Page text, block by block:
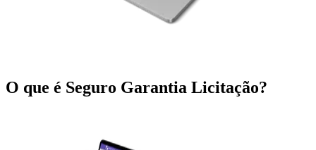
O que é Seguro Garantia Licitação?